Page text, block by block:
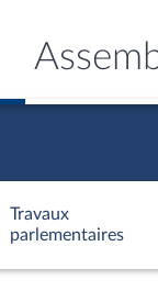
Travaux
parlementaires